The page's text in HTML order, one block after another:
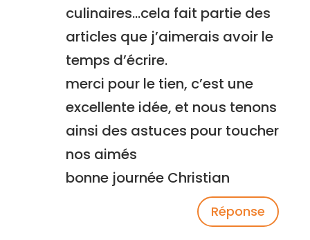
culinaires…cela fait partie des
articles que j’aimerais avoir le
temps d’écrire.
merci pour le tien, c’est une
excellente idée, et nous tenons
ainsi des astuces pour toucher
nos aimés
bonne journée Christian
Réponse